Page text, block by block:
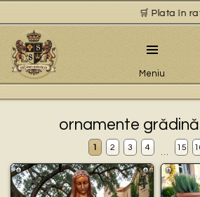
🛒 Plata în rate
Meniu
ornamente
1 2 3 4 15